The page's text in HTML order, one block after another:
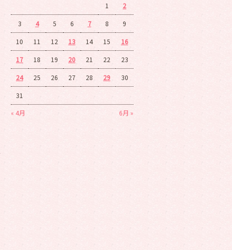
« 4月 6月 »
1 2
3 4 5 6 7 8 9
10 11 12 13 14 15 16
17 18 19 20 21 22 23
24 25 26 27 28 29 30
31